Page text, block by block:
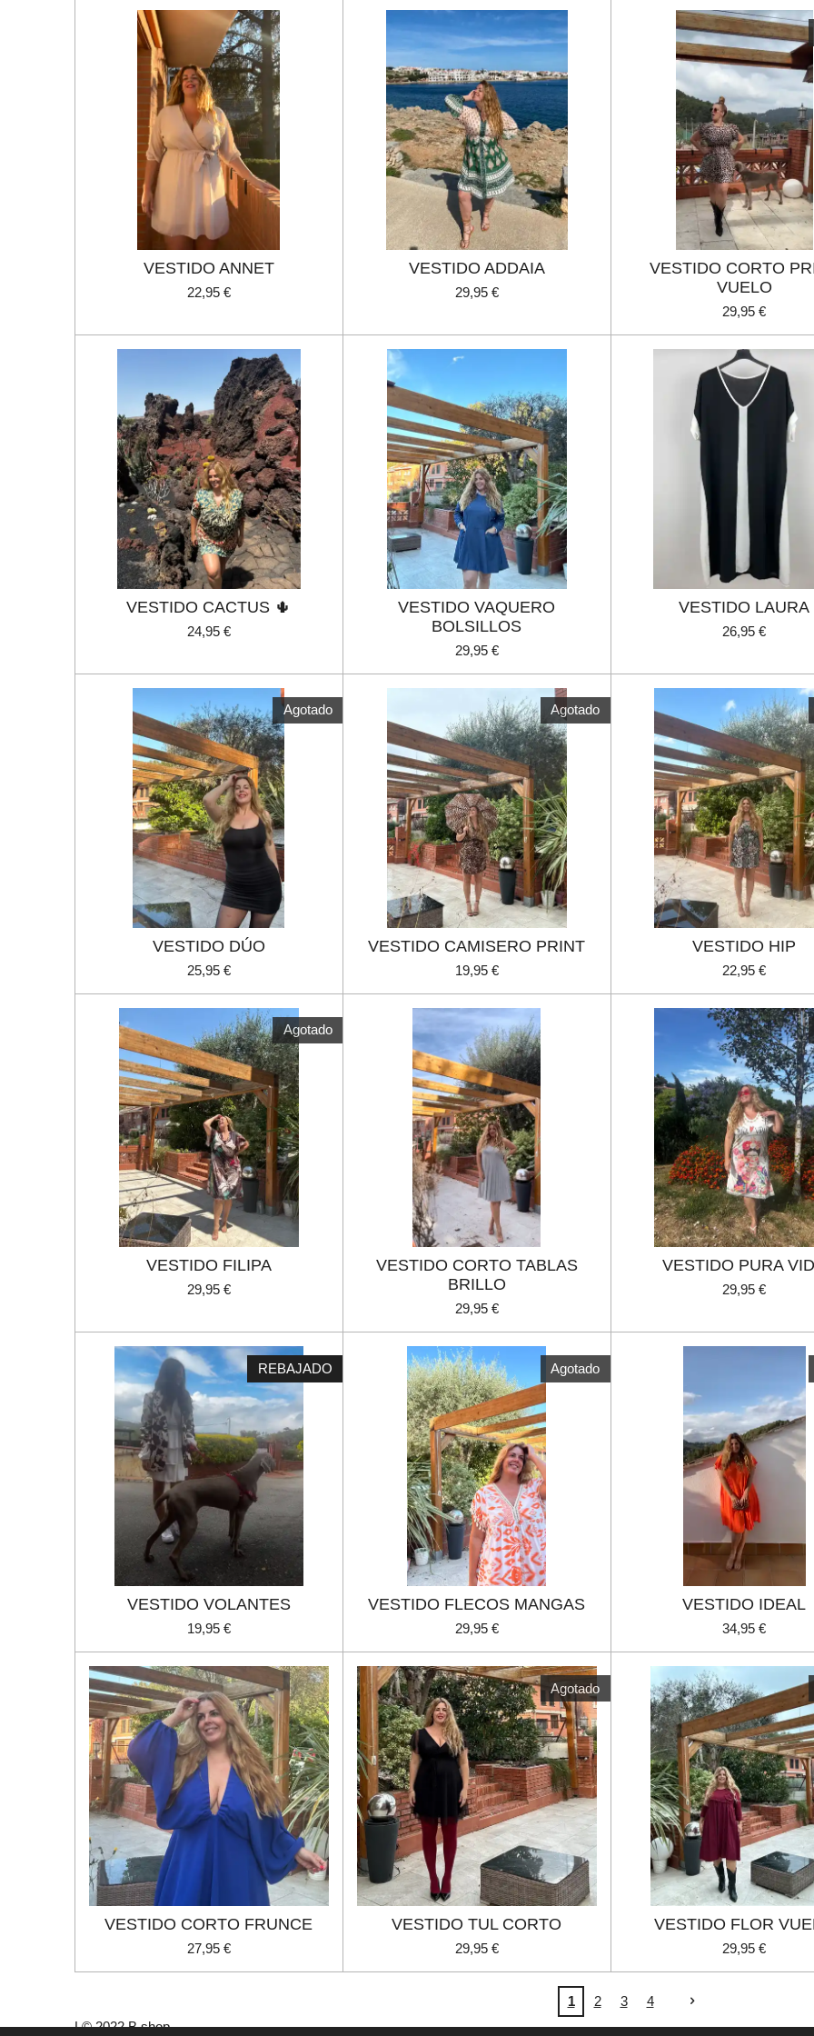
VESTIDO ANNET
22,95 €
VESTIDO ADDAIA
29,95 €
VESTIDO CORTO
VUELO
29,95 €
VESTIDO CACTUS 🌵
24,95 €
VESTIDO VAQUERO
BOLSILLOS
29,95 €
VESTIDO LAURA
26,95 €
Agotado
VESTIDO DÚO
25,95 €
Agotado
VESTIDO CAMISERO PRINT
19,95 €
VESTIDO HIP
22,95 €
Agotado
VESTIDO FILIPA
29,95 €
VESTIDO CORTO TABLAS
BRILLO
29,95 €
VESTIDO PURA
29,95 €
REBAJADO
VESTIDO VOLANTES
19,95 €
Agotado
VESTIDO FLECOS MANGAS
29,95 €
VESTIDO IDEAL
34,95 €
VESTIDO CORTO FRUNCE
27,95 €
Agotado
VESTIDO TUL CORTO
29,95 €
VESTIDO FLOR
29,95 €
1 2 3
4
L© 2022 B shop